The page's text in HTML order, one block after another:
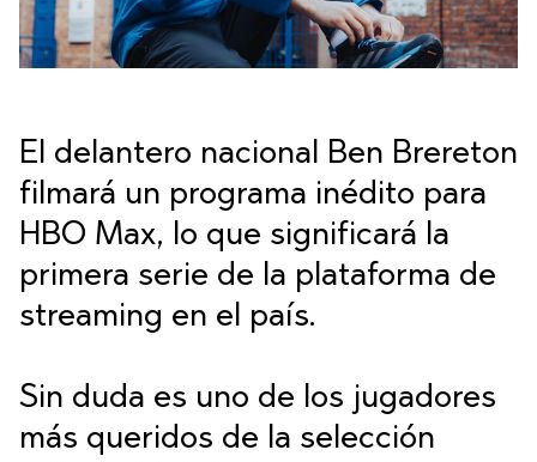
El delantero nacional Ben Brereton
filmará un programa inédito para
HBO Max, lo que significará la
primera serie de la plataforma de
streaming en el país.
Sin duda es uno de los jugadores
más queridos de la selección